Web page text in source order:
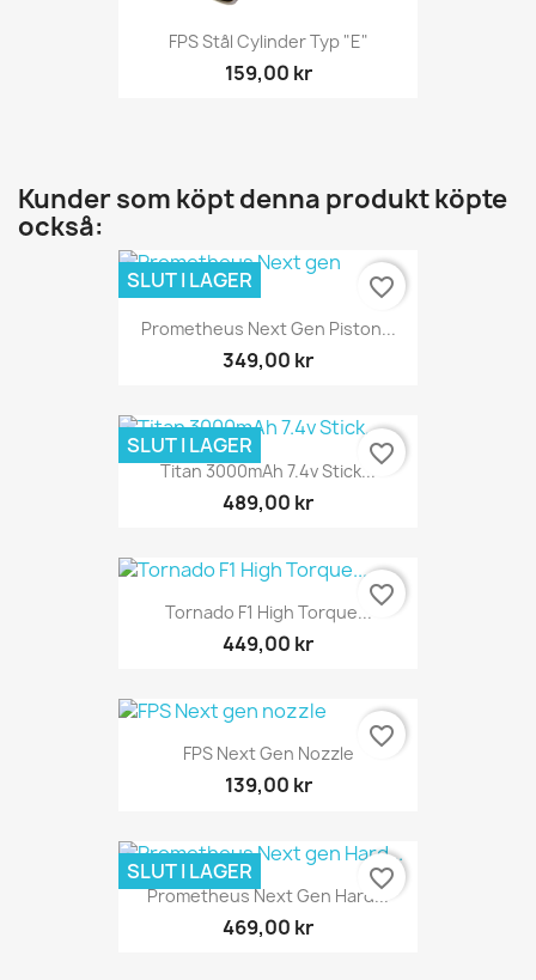
FPS Stål Cylinder Typ "E"
159,00 kr
Kunder som köpt denna produkt köpte
också:
Prometheus Next Gen Piston...
349,00 kr
SLUT I LAGER favorite_border
Titan 3000mAh 7.4v Stick...
489,00 kr
SLUT I LAGER favorite_border
Tornado F1 High Torque...
449,00 kr
favorite_border
FPS Next Gen Nozzle
139,00 kr
favorite_border
Prometheus Next Gen Hard...
469,00 kr
SLUT I LAGER favorite_border